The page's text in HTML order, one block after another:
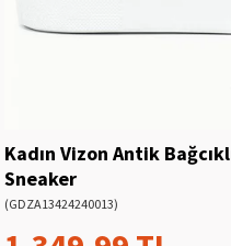
Kadın Vizon Antik
Sneaker
(GDZA13424240013)